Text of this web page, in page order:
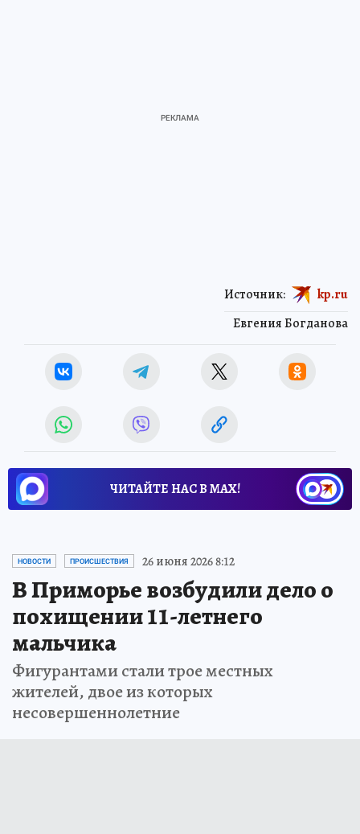
Евгения Богданова
Источник: kp.ru
ЧИТАЙТЕ НАС В МАХ!
НОВОСТИ ПРОИСШЕСТВИЯ 26 июня 2026 8:12
В Приморье возбудили дело о
похищении 11-летнего
мальчика
Фигурантами стали трое местных
жителей, двое из которых
несовершеннолетние